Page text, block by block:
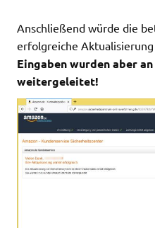
Anschließend würde die
erfolgreiche
Eingaben wurden aber
weitergeleitet!